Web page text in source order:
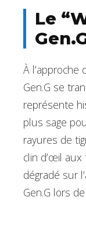
Le
À l’approche
Gen.G se
représente
plus sage
rayures de
clin d’œil aux
dégradé sur
Gen.G lors